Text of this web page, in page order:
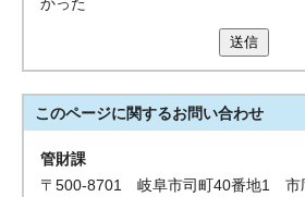
かった
送信
このページに関するお問い合わせ
管財課
〒500-8701 岐阜市司町40番地1 市